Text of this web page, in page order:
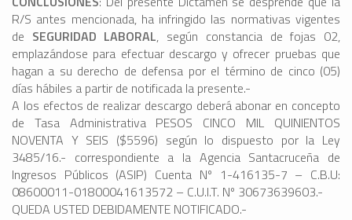
R/S antes mencionada, ha infringido las normativas vigentes
de SEGURIDAD LABORAL, según constancia de fojas 02,
emplazándose para efectuar descargo y ofrecer pruebas que
hagan a su derecho de defensa por el término de cinco (05)
días hábiles a partir de notificada la presente.-
A los efectos de realizar descargo deberá abonar en concepto
de Tasa Administrativa PESOS CINCO MIL QUINIENTOS
NOVENTA Y SEIS ($5596) según lo dispuesto por la Ley
3485/16.- correspondiente a la Agencia Santacruceña de
Ingresos Públicos (ASIP) Cuenta Nº 1-416135-7 – C.B.U:
08600011-01800041613572 – C.U.I.T. Nº 30673639603.-
QUEDA USTED DEBIDAMENTE NOTIFICADO.-